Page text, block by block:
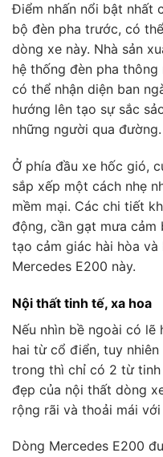
Điểm nhấn nổi bật nhất
bộ đèn pha trước, có
dòng xe này. Nhà sản
hệ thống đèn pha thông
có thể nhận diện ban
hướng lên tạo sự sắc
những người qua đường.
Ở phía đầu xe hốc gió,
sắp xếp một cách nhẹ
mềm mại. Các chi tiết
động, cần gạt mưa
tạo cảm giác hài hòa
Mercedes E200 này.
Nội thất tinh tế, xa hoa
Nếu nhìn bề ngoài có
hai từ cổ điển, tuy
trong thì chỉ có 2 từ
đẹp của nội thất dòng
rộng rãi và thoải mái
Dòng Mercedes E200